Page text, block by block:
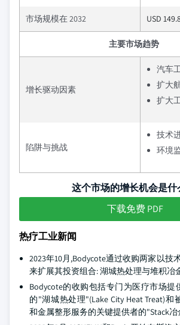
市场规模在 2032 USD
主要市场趋势
增长驱动因素
汽车
扩大
扩大
陷阱与挑战
技术
环境
这个市场的增长机会是什
下载免费 PDF
热疗工业新闻
2023年10月,Bodycote通过收购两家以技
来扩展其投资组合: 湖城热处理与堆积冶
Bodycote的收购包括专门为医疗市场提
的"湖城热处理"(Lake City Heat Treat)和
和金属整形服务的关键提供者的"Stack冶